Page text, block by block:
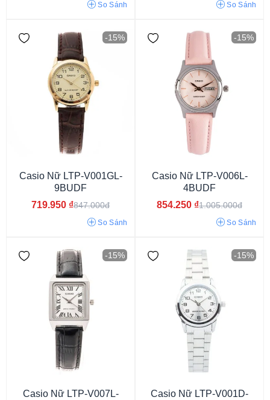
So Sánh So Sánh
-15%
Casio Nữ LTP-V001GL-
9BUDF
719.950 ₫847.000đ
So Sánh
-15%
Casio Nữ LTP-V006L-
4BUDF
854.250 ₫1.005.000đ
So Sánh
-15%
Casio Nữ LTP-V007L-
-15%
Casio Nữ LTP-V001D-